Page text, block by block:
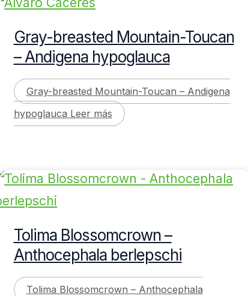
Gray-breasted Mountain-Toucan
– Andigena hypoglauca
Gray-breasted Mountain-Toucan – Andigena
hypoglauca Leer más
Tolima Blossomcrown –
Anthocephala berlepschi
Tolima Blossomcrown – Anthocephala